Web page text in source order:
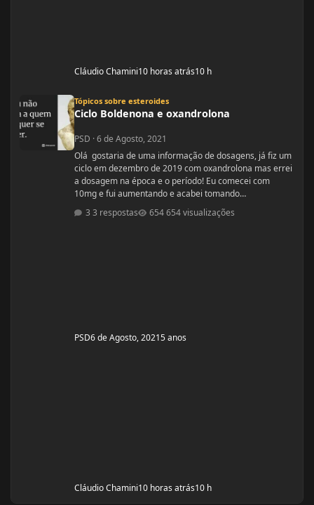
Cláudio Chamini10 horas atrás10 h
Ciclo Boldenona e oxandrolona
Tópicos sobre esteroides
Ciclo Boldenona e oxandrolona
PSD ·6 de Agosto, 2021
Olá gostaria de uma informação de dosagens, já fiz um
ciclo em dezembro de 2019 com oxandrolona mas errei
a dosagem na época e o período! Eu comecei com
10mg e fui aumentando e acabei tomando
60mg porque entendi errado foram 4 semanas tive
ganhos de 5 quilos. Eu já treinava na época a 4 anos já
3 respostas 654 visualizações
PSD6 de Agosto, 20215 anos
Cláudio Chamini10 horas atrás10 h